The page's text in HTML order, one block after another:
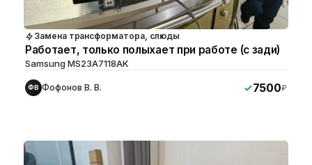
Замена трансформатора, слюды
Работает, только полыхает при работе (с зади)
Samsung MS23A7118AK
ФВ Фофонов В. В. 7500₽